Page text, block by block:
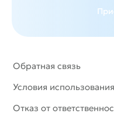
Обратная связь
Условия
Отказ от